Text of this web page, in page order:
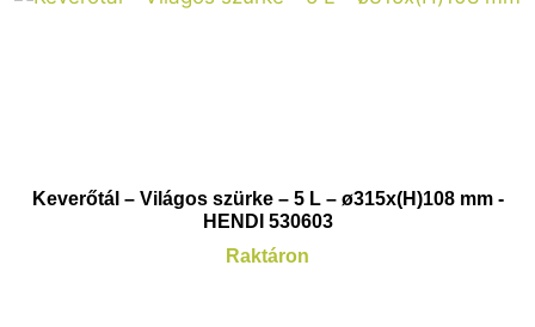
Keverőtál – Világos szürke – 5 L – ø315x(H)108 mm -
HENDI 530603
Raktáron